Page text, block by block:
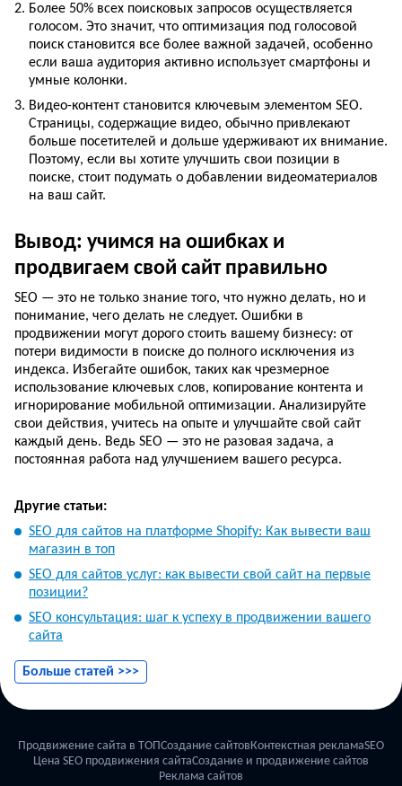
Более 50% всех поисковых запросов осуществляется
голосом. Это значит, что оптимизация под голосовой
поиск становится все более важной задачей, особенно
если ваша аудитория активно использует смартфоны и
умные колонки.
Видео-контент становится ключевым элементом SEO.
Страницы, содержащие видео, обычно привлекают
больше посетителей и дольше удерживают их внимание.
Поэтому, если вы хотите улучшить свои позиции в
поиске, стоит подумать о добавлении видеоматериалов
на ваш сайт.
Вывод: учимся на ошибках и
продвигаем свой сайт правильно
SEO — это не только знание того, что нужно делать, но и
понимание, чего делать не следует. Ошибки в
продвижении могут дорого стоить вашему бизнесу: от
потери видимости в поиске до полного исключения из
индекса. Избегайте ошибок, таких как чрезмерное
использование ключевых слов, копирование контента и
игнорирование мобильной оптимизации. Анализируйте
свои действия, учитесь на опыте и улучшайте свой сайт
каждый день. Ведь SEO — это не разовая задача, а
постоянная работа над улучшением вашего ресурса.
Другие статьи:
SEO для сайтов на платформе Shopify: Как вывести ваш
магазин в топ
SEO для сайтов услуг: как вывести свой сайт на первые
позиции?
SEO консультация: шаг к успеху в продвижении вашего
сайта
SEO плагины для WordPress: Ваши лучшие друзья в
продвижении
SEO продвижение лендинга: выход в ТОП и привлечение
SEO продвижение нового сайта: как быстро выйти в ТОП
и начать привлекать клиентов
Больше статей >>>
Продвижение сайта в ТОПСоздание сайтовКонтекстная рекламаSEO
Цена SEO продвижения сайтаСоздание и продвижение сайтов
Реклама сайтов